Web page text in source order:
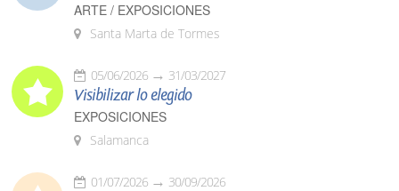
ARTE / EXPOSICIONES
Santa Marta de Tormes
05/06/2026 31/03/2027
Visibilizar lo elegido
EXPOSICIONES
Salamanca
01/07/2026 30/09/2026